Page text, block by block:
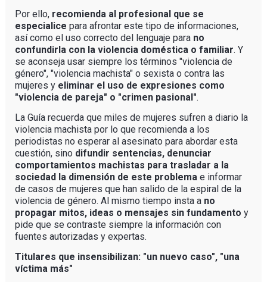
Por ello, recomienda al profesional que se
especialice para afrontar este tipo de informaciones,
así como el uso correcto del lenguaje para no
confundirla con la violencia doméstica o familiar. Y
se aconseja usar siempre los términos "violencia de
género", "violencia machista" o sexista o contra las
mujeres y eliminar el uso de expresiones como
"violencia de pareja" o "crimen pasional".
La Guía recuerda que miles de mujeres sufren a diario la
violencia machista por lo que recomienda a los
periodistas no esperar al asesinato para abordar esta
cuestión, sino difundir sentencias, denunciar
comportamientos machistas para trasladar a la
sociedad la dimensión de este problema e informar
de casos de mujeres que han salido de la espiral de la
violencia de género. Al mismo tiempo insta a no
propagar mitos, ideas o mensajes sin fundamento y
pide que se contraste siempre la información con
fuentes autorizadas y expertas.
Titulares que insensibilizan: "un nuevo caso", "una
víctima más"